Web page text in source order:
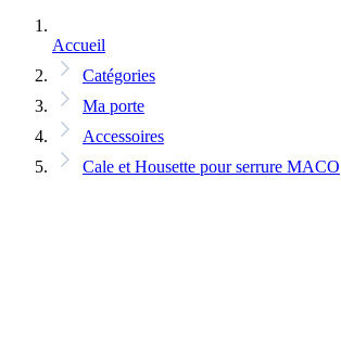
Accueil
Catégories
Ma porte
Accessoires
Cale et Housette pour serrure MACO